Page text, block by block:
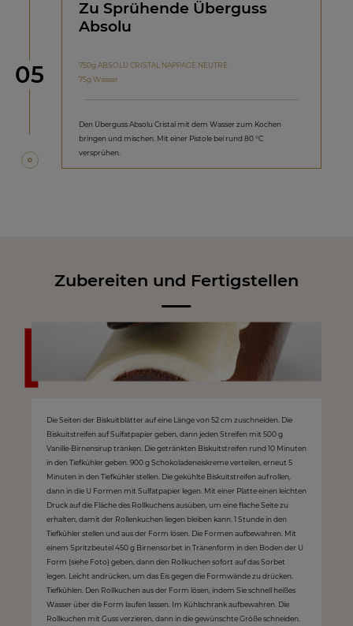
Schritt
05
Zu Sprühende Überguss
Absolu
750g ABSOLU CRISTAL NAPPAGE NEUTRE
75g Wasser
Den Überguss Absolu Cristal mit dem Wasser zum Kochen
bringen und mischen. Mit einer Pistole bei rund 80 °C
versprühen.
Zubereiten und Fertigstellen
Die Seiten der Biskuitblätter auf eine Länge von 52 cm zuschneiden. Die
Biskuitstreifen auf Sulfatpapier geben, dann jeden Streifen mit 500 g
Vanille-Birnensirup tränken. Die getränkten Biskuitstreifen rund 10 Minuten
in den Tiefkühler geben. 900 g Schokoladeneiskreme verteilen, erneut 5
Minuten in den Tiefkühler stellen. Die gekühlte Biskuitstreifen aufrollen,
dann in die U Formen mit Sulfatpapier legen. Mit einer Platte einen leichten
Druck auf die Fläche des Rollkuchens ausüben, um eine flache Seite zu
erhalten, damit der Rollenkuchen liegen bleiben kann. 1 Stunde in den
Tiefkühler stellen und aus der Form lösen. Die Formen aufbewahren. Mit
einem Spritzbeutel 450 g Birnensorbet in Tränenform in den Boden der U
Form (siehe Foto) geben, dann den Rollkuchen sofort auf das Sorbet
legen. Leicht andrücken, um das Eis gegen die Formwände zu drücken.
Tiefkühlen. Den Rollkuchen aus der Form lösen, indem Sie schnell heißes
Wasser über die Form laufen lassen. Im Kühlschrank aufbewahren. Die
Rollkuchen mit Guss verzieren, dann in die gewünschte Größe schneiden.